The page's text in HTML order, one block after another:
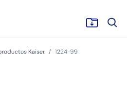
Kaiser 1224-99